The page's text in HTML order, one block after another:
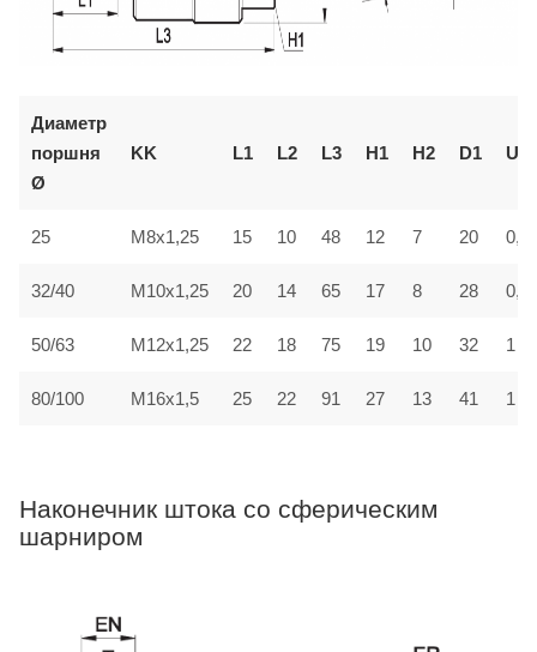
Диаметр
поршня
Ø
KK L1 L2 L3 H1 H2 D1 U
25 M8x1,25 15 10 48 12 7 20
32/40 M10x1,25 20 14 65 17 8 28
50/63 M12x1,25 22 18 75 19 10 32 1
80/100 M16x1,5 25 22 91 27 13 41 1
Наконечник штока со сферическим
шарниром